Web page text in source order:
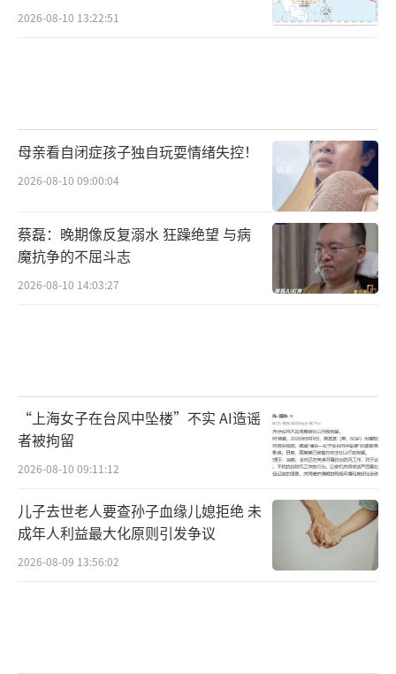
2026-08-10 13:22:51
母亲看自闭症孩子独自玩耍情绪失控！
2026-08-10 09:00:04
蔡磊：晚期像反复溺水 狂躁绝望 与病
魔抗争的不屈斗志
2026-08-10 14:03:27
“上海女子在台风中坠楼”不实 AI造谣
者被拘留
2026-08-10 09:11:12
儿子去世老人要查孙子血缘儿媳拒绝 未
成年人利益最大化原则引发争议
2026-08-09 13:56:02